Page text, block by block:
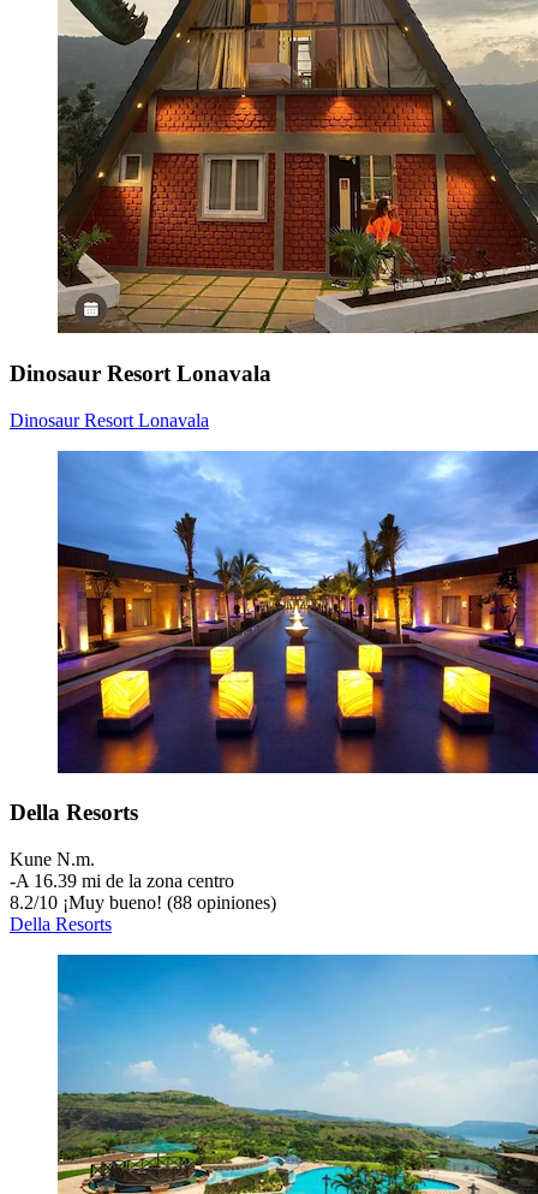
Dinosaur Resort Lonavala
Dinosaur Resort Lonavala
Della Resorts
Kune N.m.
‐A 16.39 mi de la zona centro
8.2/10 ¡Muy bueno! (88 opiniones)
Della Resorts